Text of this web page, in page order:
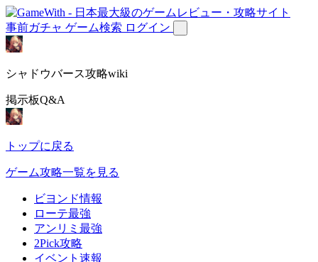
事前ガチャ ゲーム検索 ログイン
シャドウバース攻略wiki
掲示板Q&A
トップに戻る
ゲーム攻略一覧を見る
ビヨンド情報
ローテ最強
アンリミ最強
2Pick攻略
イベント速報